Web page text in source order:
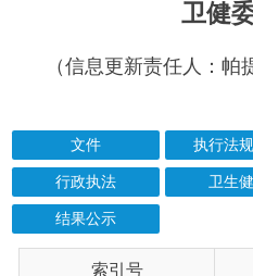
（信息更新责任人：帕提曼
行政执法
卫生健康
结果公示
索引号
K45899617/2023-00052
关于对